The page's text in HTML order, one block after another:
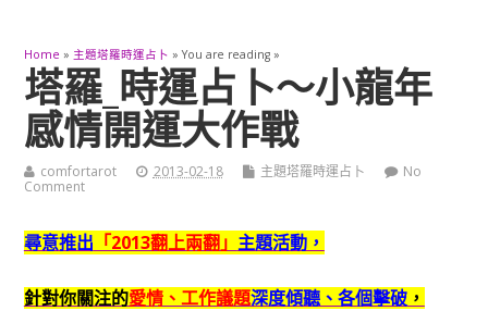
Home » 主題塔羅時運占卜 » You are reading »
塔羅_時運占卜～小龍年
感情開運大作戰
comfortarot 2013-02-18 主題塔羅時運占卜
No
Comment
尋意推出 「2013翻上兩翻」 主題活動，
針對你關注的愛情、工作議題深度傾聽、各個擊破，